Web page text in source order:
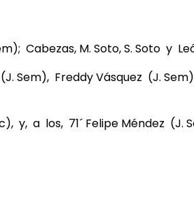
Cabezas, M. Soto, S. Soto y
Sem), Freddy Vásquez (J.
y, a los, 71´ Felipe Méndez (J.